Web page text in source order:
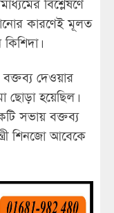
বিশ্লেষণে
কারণেই মূলত
দেওয়ার
হয়েছিল।
সভায় বক্তব্য
শিনজো আবেকে